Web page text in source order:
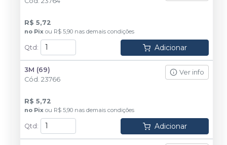
R$ 5,72
no Pix ou R$ 5,90 nas demais condições
Qtd : Adicionar
3M (69)
Cód. 23766
Ver info
R$ 5,72
no Pix ou R$ 5,90 nas demais condições
Qtd: Adicionar